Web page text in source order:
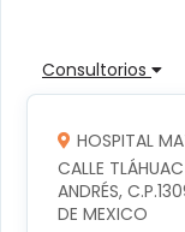
Consultorios
HOSPITAL
CALLE
ANDRÉS,
DE MEXICO